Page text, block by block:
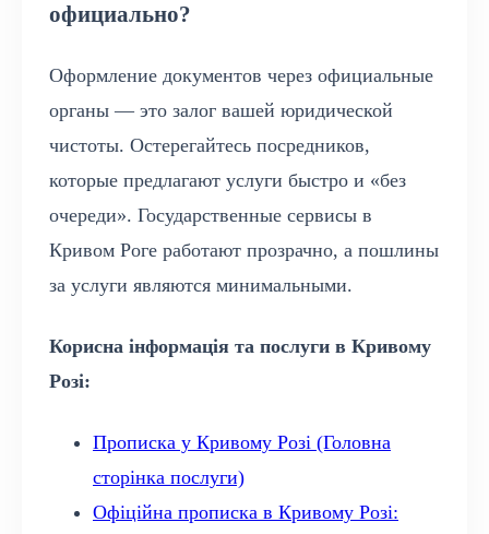
официально?
Оформление документов через официальные
органы — это залог вашей юридической
чистоты. Остерегайтесь посредников,
которые предлагают услуги быстро и «без
очереди». Государственные сервисы в
Кривом Роге работают прозрачно, а пошлины
за услуги являются минимальными.
Корисна інформація та послуги в Кривому
Розі:
Прописка у Кривому Розі (Головна
сторінка послуги)
Офіційна прописка в Кривому Розі: